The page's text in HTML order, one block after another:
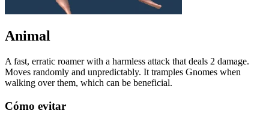
Animal
A fast, erratic roamer with a harmless attack that deals 2 damage.
Moves randomly and unpredictably. It tramples Gnomes when
walking over them, which can be beneficial.
Cómo evitar